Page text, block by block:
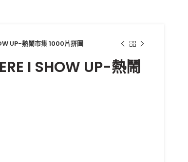
UP-熱鬧市集 1000片拼圖
I SHOW UP-熱鬧